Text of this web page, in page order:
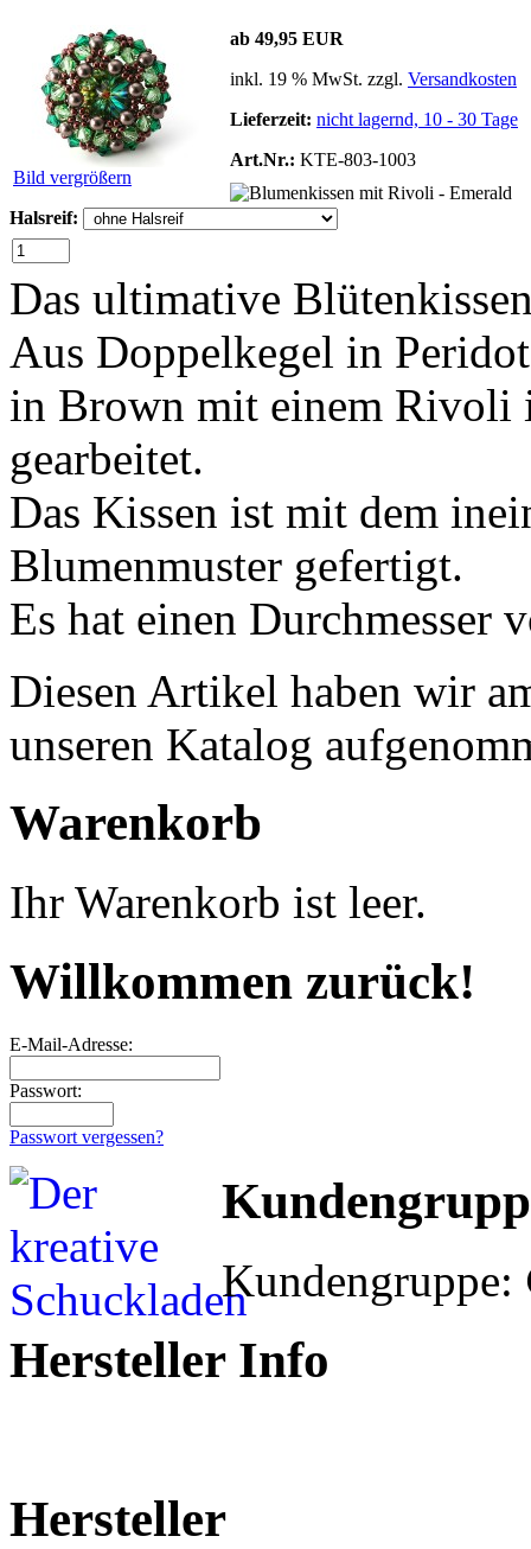
Bild vergrößern
ab 49,95 EUR
inkl. 19 % MwSt. zzgl. Versandkosten
Lieferzeit: nicht lagernd, 10 - 30 Tage
Art.Nr.: KTE-803-1003
Halsreif:
Das ultimative
Aus Doppelkegel in
in Brown mit einem
gearbeitet.
Das Kissen ist mit dem
Blumenmuster gefertigt.
Es hat einen Durchmesser
Diesen Artikel haben wir
unseren Katalog
Warenkorb
Ihr Warenkorb ist leer.
Willkommen zurück!
E-Mail-Adresse:
Passwort:
Passwort vergessen?
Kundengruppe:
Hersteller Info
Hersteller